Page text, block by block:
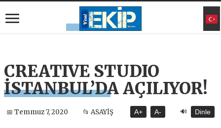
CREATIVE STUDIO
İSTANBUL’DA AÇILIYOR!
📅 Temmuz 7, 2020 📂 ASAYİŞ A+ A- 🔊 Dinle